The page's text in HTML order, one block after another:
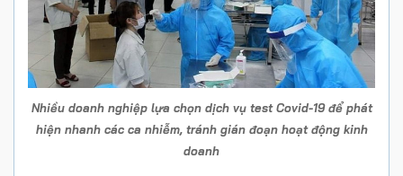
Nhiều doanh nghiệp lựa chọn dịch vụ test Covid-19 để phát
hiện nhanh các ca nhiễm, tránh gián đoạn hoạt động kinh
doanh